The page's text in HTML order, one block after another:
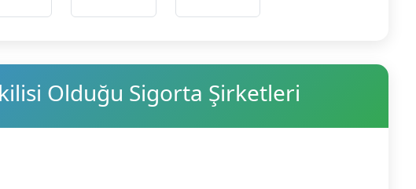
Olduğu Sigorta Şirketleri